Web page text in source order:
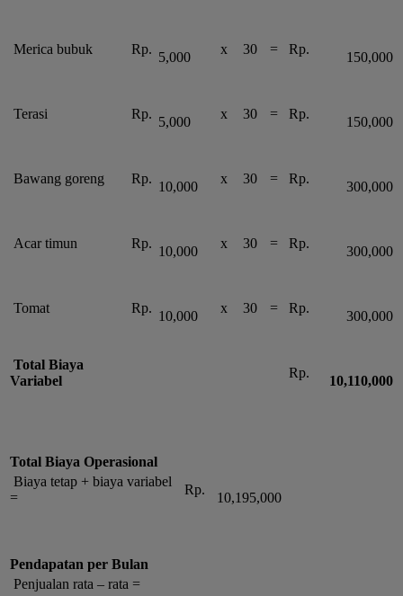
Merica bubuk Rp.
5,000
x 30 = Rp.
150,000
Terasi Rp.
5,000
x 30 = Rp.
150,000
Bawang goreng Rp.
10,000
x 30 = Rp.
300,000
Acar timun Rp.
10,000
x 30 = Rp.
300,000
Tomat Rp.
10,000
x 30 = Rp.
300,000
Total Biaya
Variabel
Rp.
10,110,000
Total Biaya Operasional
Biaya tetap + biaya variabel
=
Rp.
10,195,000
Pendapatan per Bulan
Penjualan rata – rata =